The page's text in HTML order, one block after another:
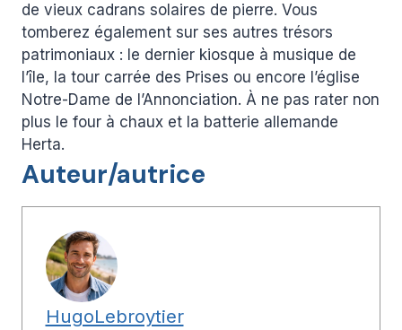
de vieux cadrans solaires de pierre. Vous
tomberez également sur ses autres trésors
patrimoniaux : le dernier kiosque à musique de
l’île, la tour carrée des Prises ou encore l’église
Notre-Dame de l’Annonciation. À ne pas rater non
plus le four à chaux et la batterie allemande
Herta.
Auteur/autrice
HugoLebroytier